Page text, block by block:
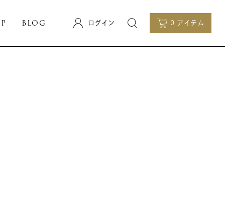
BLOG ログイン 0 アイテム